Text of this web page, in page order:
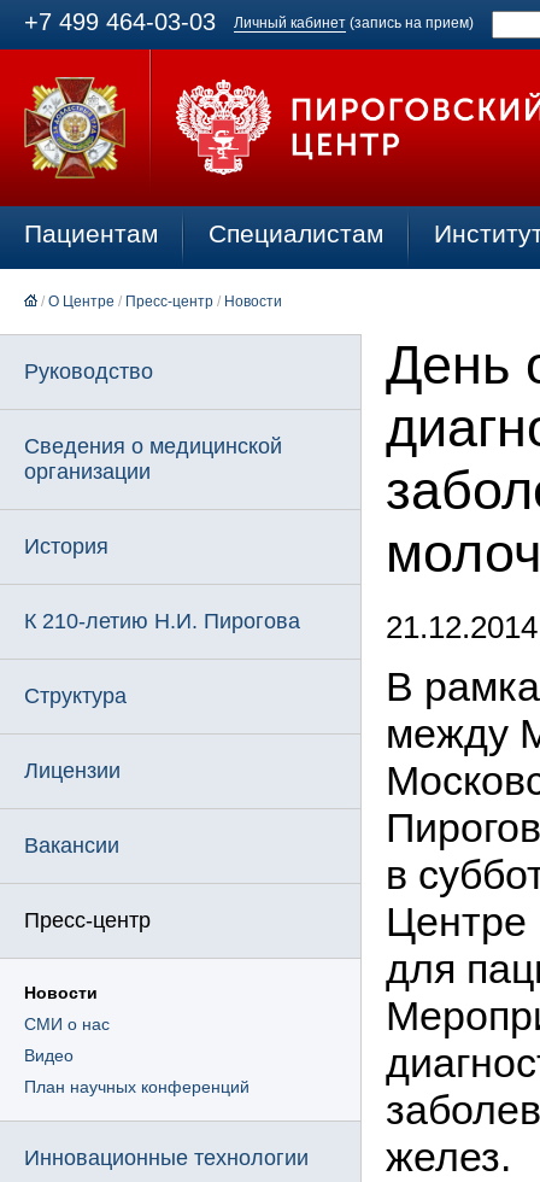
+7 499 464-03-03 Личный кабинет (запись на прием)
Пациентам Специалистам
/ О Центре / Пресс-центр / Новости
Руководство
Сведения о медицинской
организации
История
К 210-летию Н.И. Пирогова
Структура
Лицензии
Вакансии
Пресс-центр
Новости
СМИ о нас
Видео
План научных конференций
Инновационные технологии
День
21.12.2014
В
между
в
Центре
для
желез.